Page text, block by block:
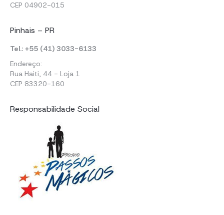
CEP 04902-015
Pinhais – PR
Tel.: +55 (41) 3033-6133
Endereço:
Rua Haiti, 44 - Loja 1
CEP 83320-160
Responsabilidade Social